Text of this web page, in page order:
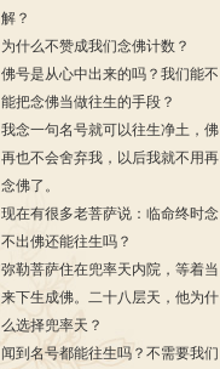
解？
为什么不赞成我们念佛计数？
佛号是从心中出来的吗？我们能不
能把念佛当做往生的手段？
我念一句名号就可以往生净土，佛
再也不会舍弃我，以后我就不用再
念佛了。
现在有很多老菩萨说：临命终时念
不出佛还能往生吗？
弥勒菩萨住在兜率天内院，等着当
来下生成佛。二十八层天，他为什
么选择兜率天？
闻到名号都能往生吗？不需要我们